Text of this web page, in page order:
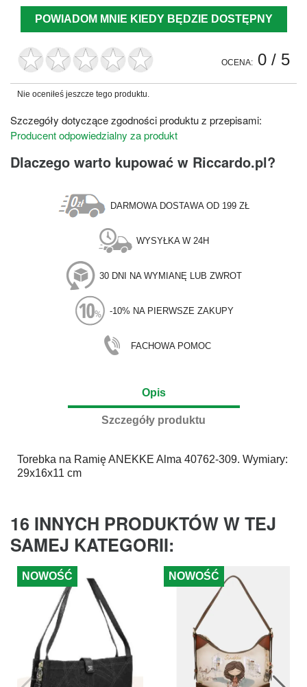
POWIADOM MNIE KIEDY BĘDZIE DOSTĘPNY
OCENA: 0 / 5
Nie oceniłeś jeszcze tego produktu.
Szczegóły dotyczące zgodności produktu z przepisami:
Producent odpowiedzialny za produkt
Dlaczego warto kupować w Riccardo.pl?
DARMOWA DOSTAWA OD 199 ZŁ
WYSYŁKA W 24H
30 DNI NA WYMIANĘ LUB ZWROT
-10% NA PIERWSZE ZAKUPY
FACHOWA POMOC
Opis
Szczegóły produktu
Torebka na RamięANEKKE Alma 40762-309. Wymiary:
29x16x11 cm
16 INNYCH PRODUKTÓW W TEJ
SAMEJ KATEGORII:
NOWOŚĆ NOWOŚĆ